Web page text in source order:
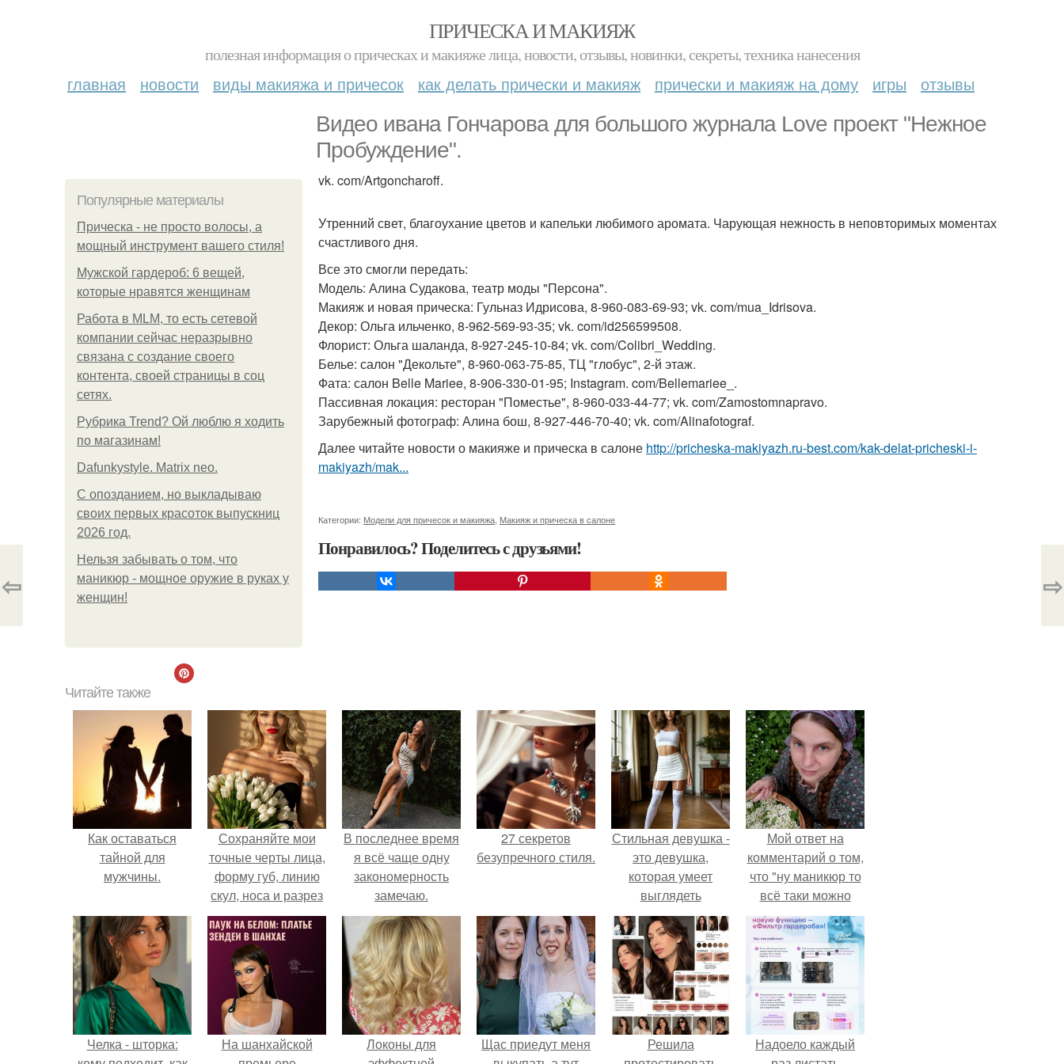
ПРИЧЕСКА И МАКИЯЖ
полезная информация о прическах и макияже лица, новости, отзывы, новинки, секреты, техника нанесения
главная новости виды макияжа и причесок как делать прически и макияж прически и макияж на дому игры отзывы
Видео ивана Гончарова для большого журнала Love проект "Нежное
Пробуждение".
Популярные материалы
Прическа - не просто волосы, а
мощный инструмент вашего стиля!
Мужской гардероб: 6 вещей,
которые нравятся женщинам
Работа в MLM, то есть сетевой
компании сейчас неразрывно
связана с создание своего
контента, своей страницы в соц
сетях.
Рубрика Trend? Ой люблю я ходить
по магазинам!
Dafunkystyle. Matrix neo.
С опозданием, но выкладываю
своих первых красоток выпускниц
2026 год.
Нельзя забывать о том, что
маникюр - мощное оружие в руках у
женщин!
vk. com/Artgoncharoff.
Утренний свет, благоухание цветов и капельки любимого аромата. Чарующая нежность в неповторимых моментах
счастливого дня.
Все это смогли передать:
Модель: Алина Судакова, театр моды "Персона".
Макияж и новая прическа: Гульназ Идрисова, 8-960-083-69-93; vk. com/mua_Idrisova.
Декор: Ольга ильченко, 8-962-569-93-35; vk. com/id256599508.
Флорист: Ольга шаланда, 8-927-245-10-84; vk. com/Colibri_Wedding.
Белье: салон "Декольте", 8-960-063-75-85, ТЦ "глобус", 2-й этаж.
Фата: салон Belle Mariee, 8-906-330-01-95; Instagram. com/Bellemariee_.
Пассивная локация: ресторан "Поместье", 8-960-033-44-77; vk. com/Zamostomnapravo.
Зарубежный фотограф: Алина бош, 8-927-446-70-40; vk. com/Alinafotograf.
Далее читайте новости о макияже и прическа в салоне http://pricheska-makiyazh.ru-best.com/kak-delat-pricheski-i-
makiyazh/mak...
Категории: Модели для причесок и макияжа Макияж и прическа в салоне
Понравилось? Поделитесь с друзьями!
⇦ ⇨
Читайте также
Как оставаться
тайной для
мужчины.
Сохраняйте мои
точные черты лица,
форму губ, линию
скул, носа и разрез
глаз.
В последнее время
я всё чаще одну
закономерность
замечаю.
27 секретов
безупречного стиля.
Стильная девушка -
это девушка,
которая умеет
выглядеть
привлекательно и
элегантно в любои
ситуации.
Мой ответ на
комментарий о том,
что "ну маникюр то
всё таки можно
было бы сделать.
Челка - шторка:
На шанхайской
Локоны для
Щас приедут меня
Решила
Надоело каждый